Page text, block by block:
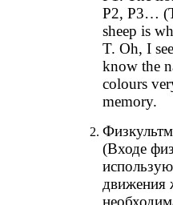
P2, P3…
sheep is
T. Oh, I
know the
colours
memory.
(Входе
движения